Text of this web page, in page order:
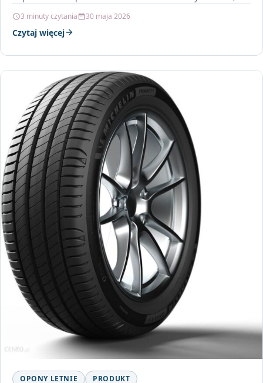
3 minuty czytania 30 maja 2026
Czytaj więcej
OPONY LETNIE PRODUKT